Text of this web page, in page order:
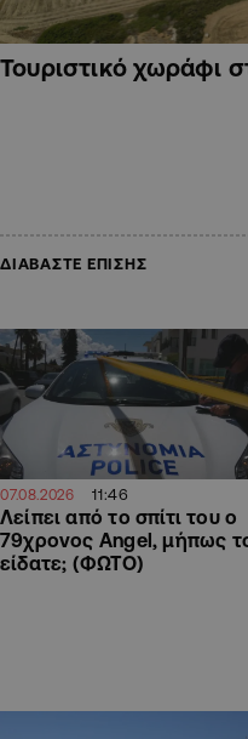
Τουριστικό χωράφι
ΔΙΑΒΑΣΤΕ ΕΠΙΣΗΣ
07.08.2026 11:46
Λείπει από το σπίτι του ο
79χρονος Angel, μήπως
είδατε; (ΦΩΤΟ)